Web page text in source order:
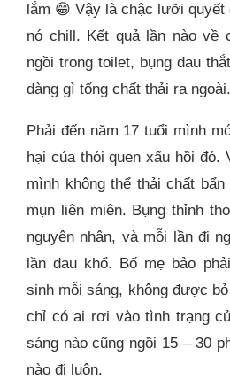
lắm 😁 Vậy là chậc lưỡi quyết
nó chill. Kết quả lần nào về
ngồi trong toilet, bụng đau
dàng gì tống chất thải ra ngoài.
Phải đến năm 17 tuổi mình
hại của thói quen xấu hồi đó.
mình không thể thải chất
mụn liên miên. Bụng thỉnh
nguyên nhân, và mỗi lần đi
lần đau khổ. Bố mẹ bảo
sinh mỗi sáng, không được
chỉ có ai rơi vào tình trạng
sáng nào cũng ngồi 15 – 30
nào đi luôn.